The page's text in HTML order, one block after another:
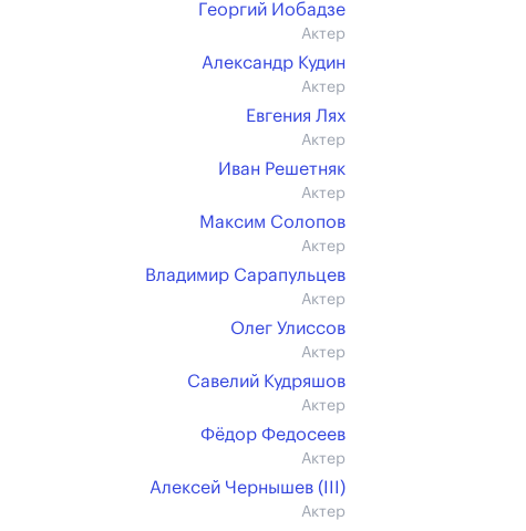
Георгий Иобадзе
Актер
Александр Кудин
Актер
Евгения Лях
Актер
Иван Решетняк
Актер
Максим Солопов
Актер
Владимир Сарапульцев
Актер
Олег Улиссов
Актер
Савелий Кудряшов
Актер
Фёдор Федосеев
Актер
Алексей Чернышев (III)
Актер